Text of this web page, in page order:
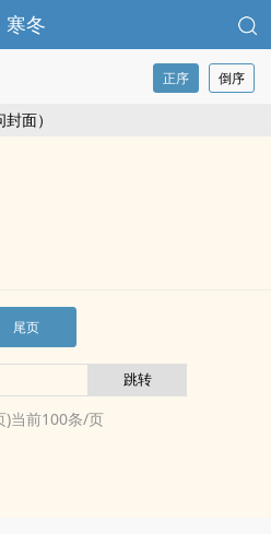
寒冬
正序 倒序
面）
尾页
)当前100条/页